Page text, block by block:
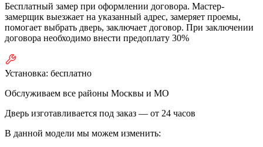
Бесплатный замер при оформлении договора. Мастер-
замерщик выезжает на указанный адрес, замеряет проемы,
помогает выбрать дверь, заключает договор. При заключении
договора необходимо внести предоплату 30%
Установка: бесплатно
Обслуживаем все районы Москвы и МО
Дверь изготавливается под заказ — от 24 часов
В данной модели мы можем изменить: